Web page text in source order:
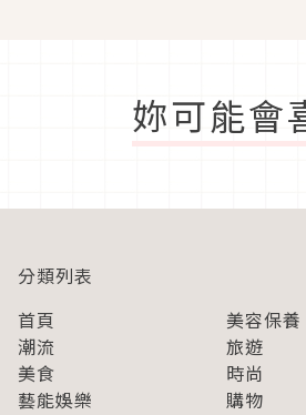
妳可能會
分類列表
首頁
美容保養
潮流
旅遊
美食
時尚
藝能娛樂
購物